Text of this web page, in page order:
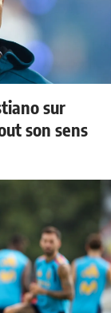
sur
son sens